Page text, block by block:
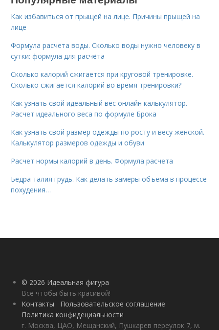
Как избавиться от прыщей на лице. Причины прыщей на
лице
Формула расчета воды. Сколько воды нужно человеку в
сутки: формула для расчёта
Сколько калорий сжигается при круговой тренировке.
Сколько сжигается калорий во время тренировки?
Как узнать свой идеальный вес онлайн калькулятор.
Расчет идеального веса по формуле Брока
Как узнать свой размер одежды по росту и весу женской.
Калькулятор размеров одежды и обуви
Расчет нормы калорий в день. Формула расчета
Бедра талия грудь. Как делать замеры объёма в процессе
похудения…
© 2026 Идеальная фигура
Всё чтобы быть красивой!
Контакты
Пользовательское соглашение
Политика конфидециальности
г. Москва, ЦАО, Мещанский, Пушкарев переулок 7, м.